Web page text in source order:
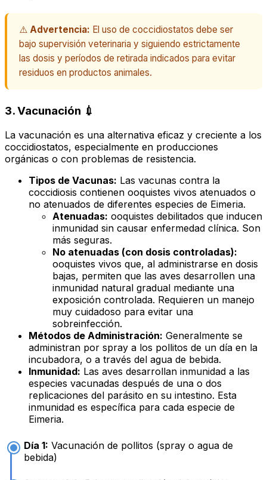
⚠️ Advertencia: El uso de coccidiostatos debe ser
bajo supervisión veterinaria y siguiendo estrictamente
las dosis y períodos de retirada indicados para evitar
residuos en productos animales.
3. Vacunación 💉
La vacunación es una alternativa eficaz y creciente a los
coccidiostatos, especialmente en producciones
orgánicas o con problemas de resistencia.
Tipos de Vacunas: Las vacunas contra la
coccidiosis contienen ooquistes vivos atenuados o
no atenuados de diferentes especies de Eimeria.
Atenuadas: ooquistes debilitados que inducen
inmunidad sin causar enfermedad clínica. Son
más seguras.
No atenuadas (con dosis controladas):
ooquistes vivos que, al administrarse en dosis
bajas, permiten que las aves desarrollen una
inmunidad natural gradual mediante una
exposición controlada. Requieren un manejo
muy cuidadoso para evitar una
sobreinfección.
Métodos de Administración: Generalmente se
administran por spray a los pollitos de un día en la
incubadora, o a través del agua de bebida.
Inmunidad: Las aves desarrollan inmunidad a las
especies vacunadas después de una o dos
replicaciones del parásito en su intestino. Esta
inmunidad es específica para cada especie de
Eimeria.
Día 1: Vacunación de pollitos (spray o agua de
bebida)